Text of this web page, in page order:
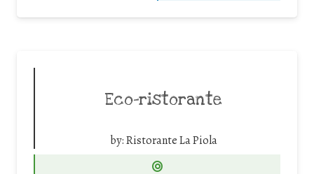
Eco-ristorante
by:Ristorante La Piola